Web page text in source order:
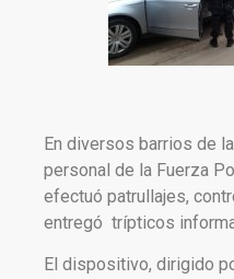
En diversos barrios de
personal de la Fuerza
efectuó patrullajes,
entregó trípticos
El dispositivo, dirigido